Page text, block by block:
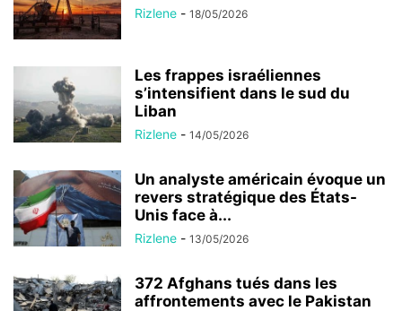
Rizlene - 18/05/2026
Les frappes israéliennes
s’intensifient dans le sud du
Liban
Rizlene - 14/05/2026
Un analyste américain évoque un
revers stratégique des États-
Unis face à...
Rizlene - 13/05/2026
372 Afghans tués dans les
affrontements avec le Pakistan